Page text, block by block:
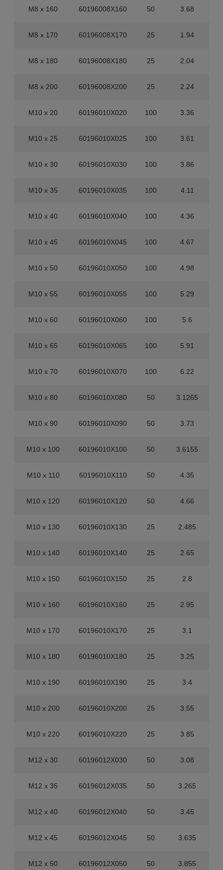
M8 x 160 60196008X160 50 3.68
M8 x 170 60196008X170 25 1.94
M8 x 180 60196008X180 25 2.04
M8 x 200 60196008X200 25 2.24
M10 x 20 60196010X020 100 3.36
M10 x 25 60196010X025 100 3.61
M10 x 30 60196010X030 100 3.86
M10 x 35 60196010X035 100 4.11
M10 x 40 60196010X040 100 4.36
M10 x 45 60196010X045 100 4.67
M10 x 50 60196010X050 100 4.98
M10 x 55 60196010X055 100 5.29
M10 x 60 60196010X060 100 5.6
M10 x 65 60196010X065 100 5.91
M10 x 70 60196010X070 100 6.22
M10 x 80 60196010X080 50 3.1265
M10 x 90 60196010X090 50 3.73
M10 x 100 60196010X100 50 3.6155
M10 x 110 60196010X110 50 4.35
M10 x 120 60196010X120 50 4.66
M10 x 130 60196010X130 25 2.485
M10 x 140 60196010X140 25 2.65
M10 x 150 60196010X150 25 2.8
M10 x 160 60196010X160 25 2.95
M10 x 170 60196010X170 25 3.1
M10 x 180 60196010X180 25 3.25
M10 x 190 60196010X190 25 3.4
M10 x 200 60196010X200 25 3.55
M10 x 220 60196010X220 25 3.85
M12 x 30 60196012X030 50 3.08
M12 x 35 60196012X035 50 3.265
M12 x 40 60196012X040 50 3.45
M12 x 45 60196012X045 50 3.635
M12 x 50 60196012X050 50 3.855